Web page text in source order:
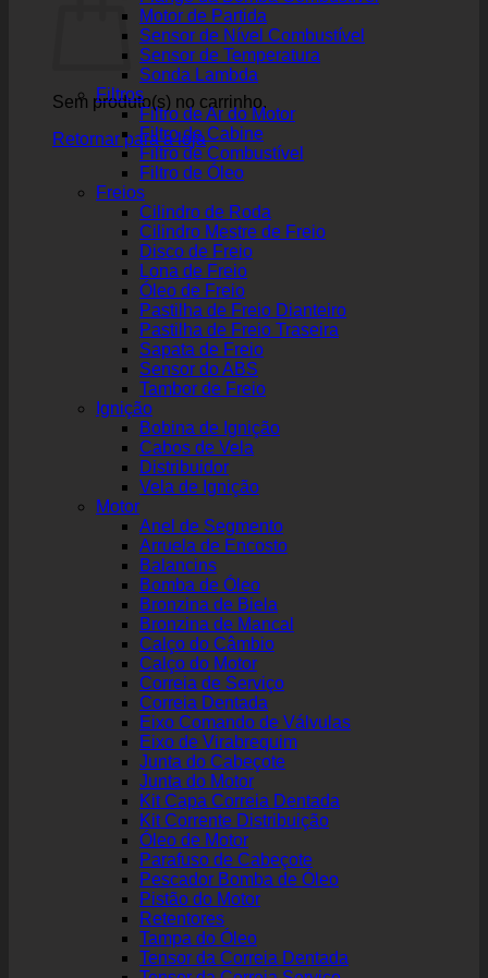
Sem produto(s) no carrinho.
Retornar para a loja
Motor de Partida
Sensor de Nível Combustível
Sensor de Temperatura
Sonda Lambda
Filtros
Filtro de Ar do Motor
Filtro de Cabine
Filtro de Combustível
Filtro de Óleo
Freios
Cilindro de Roda
Cilindro Mestre de Freio
Disco de Freio
Lona de Freio
Óleo de Freio
Pastilha de Freio Dianteiro
Pastilha de Freio Traseira
Sapata de Freio
Sensor do ABS
Tambor de Freio
Ignição
Bobina de Ignição
Cabos de Vela
Distribuidor
Vela de Ignição
Motor
Anel de Segmento
Arruela de Encosto
Balancins
Bomba de Óleo
Bronzina de Biela
Bronzina de Mancal
Calço do Câmbio
Calço do Motor
Correia de Serviço
Correia Dentada
Eixo Comando de Válvulas
Eixo de Virabrequim
Junta do Cabeçote
Junta do Motor
Kit Capa Correia Dentada
Kit Corrente Distribuição
Óleo de Motor
Parafuso de Cabeçote
Pescador Bomba de Óleo
Pistão do Motor
Retentores
Tampa do Óleo
Tensor da Correia Dentada